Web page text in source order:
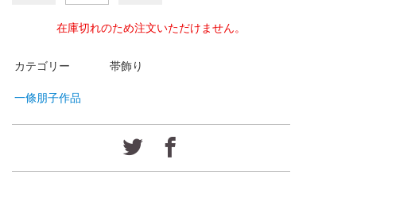
在庫切れのため注文いただけません。
カテゴリー 帯飾り
一條朋子作品